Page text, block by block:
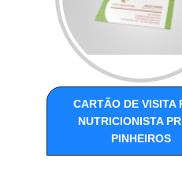
CARTÃO DE VISITA
NUTRICIONISTA
PINHEIROS